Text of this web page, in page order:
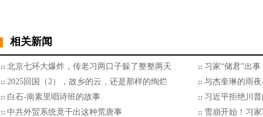
相关新闻
北京七环大爆炸，传老习两口子躲了整整两天
习家“储君”出
2025回国（2），故乡的云，还是那样的绚烂
与杰奎琳的雨
白石-南素里唱诗班的故事
习近平拒绝川普
中共外贸系统竟干出这种荒唐事
雪崩开始！习